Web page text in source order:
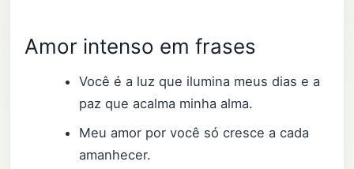
Amor intenso em frases
Você é a luz que ilumina meus dias e a
paz que acalma minha alma.
Meu amor por você só cresce a cada
amanhecer.